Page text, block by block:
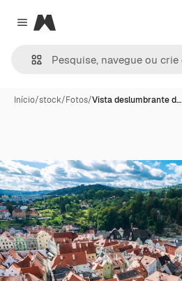
Close menu
Magnific
Início/stock/Fotos/Vista deslumbrante d…